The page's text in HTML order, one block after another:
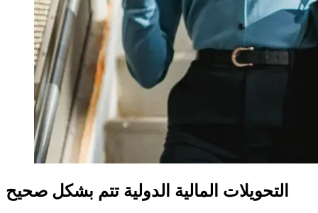
التحويلات المالية الدولية تتم بشكل صحيح